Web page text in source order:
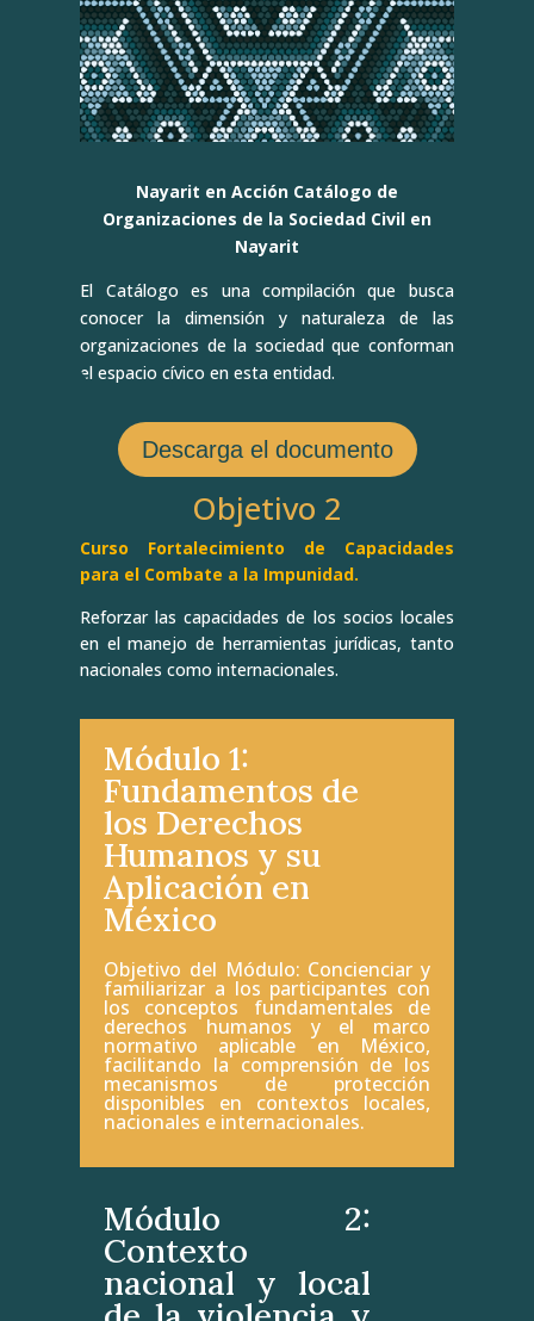
Nayarit en Acción Catálogo de
Organizaciones de la Sociedad Civil en
Nayarit
El Catálogo es una compilación que busca
conocer la dimensión y naturaleza de las
organizaciones de la sociedad que conforman
el espacio cívico en esta entidad.
Descarga el documento
Objetivo 2
Curso Fortalecimiento de Capacidades
para el Combate a la Impunidad.
Reforzar las capacidades de los socios locales
en el manejo de herramientas jurídicas, tanto
nacionales como internacionales.
Módulo 1:
Fundamentos de
los Derechos
Humanos y su
Aplicación en
México
Objetivo del Módulo: Concienciar y
familiarizar a los participantes con
los conceptos fundamentales de
derechos humanos y el marco
normativo aplicable en México,
facilitando la comprensión de los
mecanismos de protección
disponibles en contextos locales,
nacionales e internacionales.
Módulo 2:
Contexto
nacional y local